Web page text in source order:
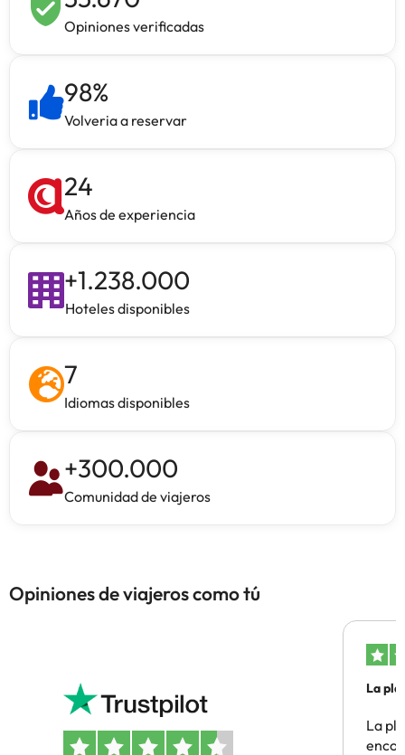
Opiniones verificadas
98%
Volveria a reservar
24
Años de experiencia
+1.238.000
Hoteles disponibles
7
Idiomas disponibles
+300.000
Comunidad de viajeros
Opiniones de viajeros como tú
La
La